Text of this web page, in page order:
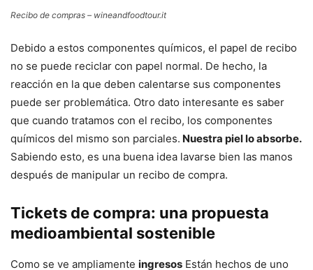
Recibo de compras – wineandfoodtour.it
Debido a estos componentes químicos, el papel de recibo
no se puede reciclar con papel normal. De hecho, la
reacción en la que deben calentarse sus componentes
puede ser problemática. Otro dato interesante es saber
que cuando tratamos con el recibo, los componentes
químicos del mismo son parciales. Nuestra piel lo absorbe.
Sabiendo esto, es una buena idea lavarse bien las manos
después de manipular un recibo de compra.
Tickets de compra: una propuesta
medioambiental sostenible
Como se ve ampliamente ingresos Están hechos de uno